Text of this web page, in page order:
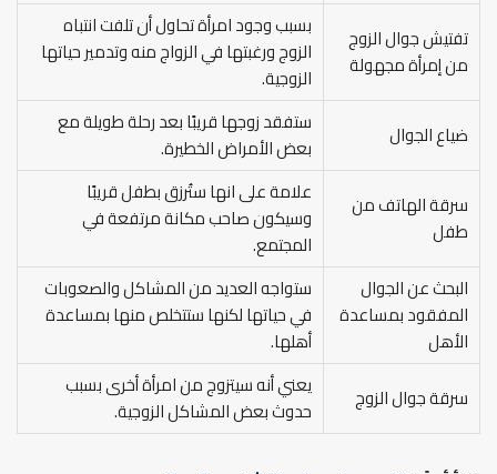
تفتيش جوال الزوج
من إمرأة مجهولة
بسبب وجود امرأة تحاول أن تلفت انتباه
الزوج ورغبتها في الزواج منه وتدمير حياتها
الزوجية.
ضياع الجوال
ستفقد زوجها قريبًا بعد رحلة طويلة مع
بعض الأمراض الخطيرة.
سرقة الهاتف من
طفل
علامة على انها ستُرزق بطفل قريبًا
وسيكون صاحب مكانة مرتفعة في
المجتمع.
البحث عن الجوال
المفقود بمساعدة
الأهل
ستواجه العديد من المشاكل والصعوبات
في حياتها لكنها ستتخلص منها بمساعدة
أهلها.
سرقة جوال الزوج
يعني أنه سيتزوج من امرأة أخرى بسبب
حدوث بعض المشاكل الزوجية.